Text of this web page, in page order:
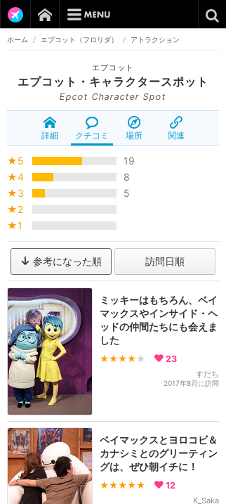
ホーム / エプコット（フロリダ） / アトラクション
エプコット
エプコット・キャラクタースポット
Epcot Character Spot
詳細 クチコミ 場所 関連
★5
19
★4
8
★3
5
★2
★1
参考になった順 訪問日順
ミッキーはもちろん、ベイ
マックスやインサイド・ヘ
ッドの仲間たちにも会えま
した
★★★★ ★ 23
すだち
2017年8月に訪問
ベイマックスとヨロコビ＆
カナシミとのグリーティン
グは、ぜひ朝イチに！
★★★★★ 12
K_Saka